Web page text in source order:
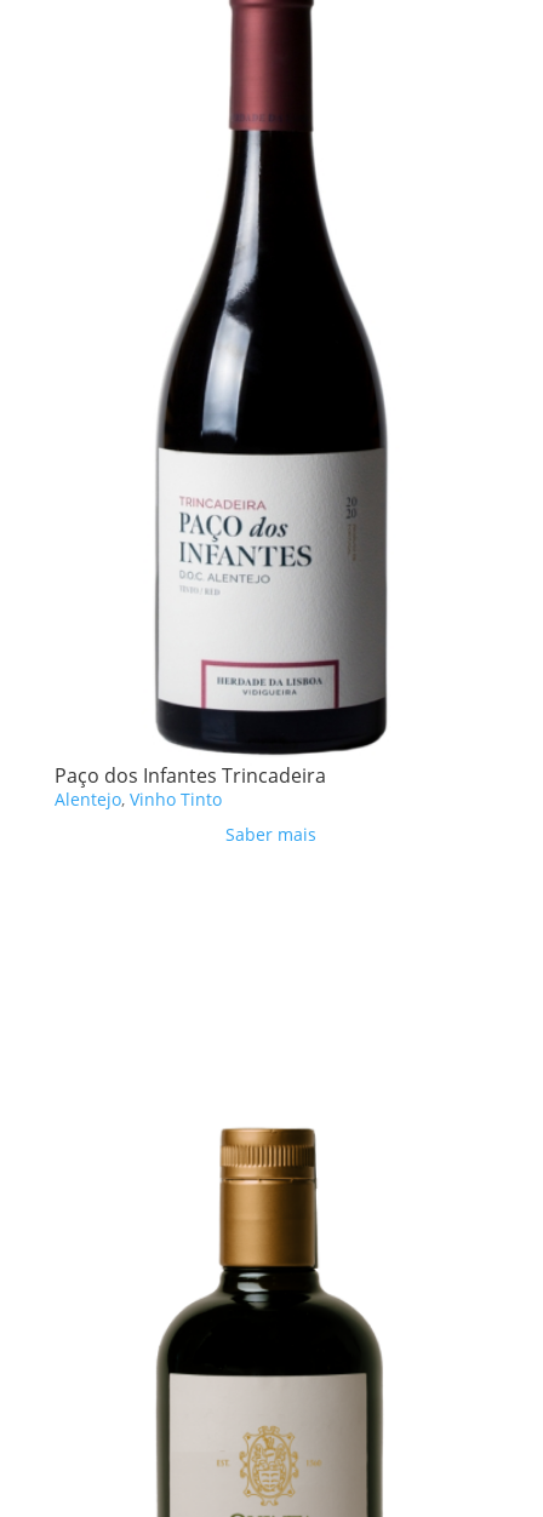
Paço dos Infantes Trincadeira
Alentejo, Vinho Tinto
Saber mais